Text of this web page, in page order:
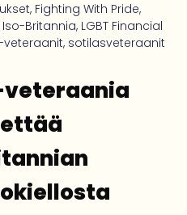
, Fighting With Pride,
Iso-Britannia, LGBT Financial
veteraanit, sotilasveteraanit
veteraania